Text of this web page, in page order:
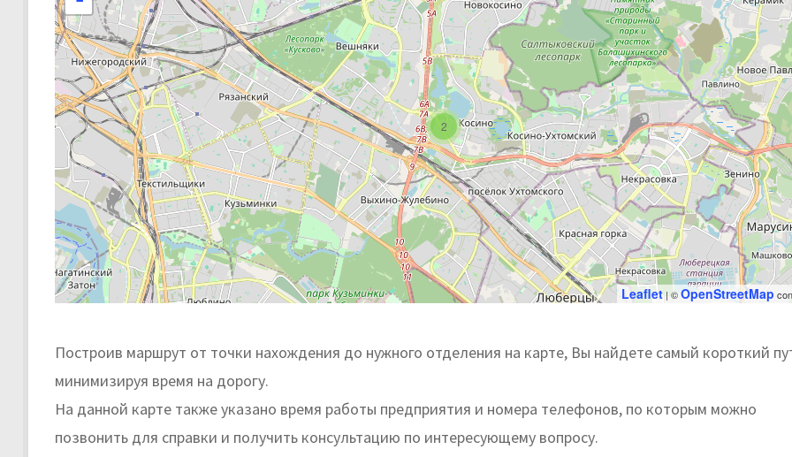
2
Leaflet| ©OpenStreetMap
Построив маршрут от точки нахождения до нужного отделения на карте, Вы найдете самый короткий
минимизируя время на дорогу.
На данной карте также указано время работы предприятия и номера телефонов, по которым можно
позвонить для справки и получить консультацию по интересующему вопросу.